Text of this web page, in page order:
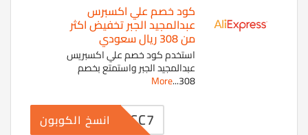
كود خصم علي اكسبرس
عبدالمجيد الجبر تخفيض اكثر
من 308 ريال سعودي
استخدم كود خصم علي اكسبريس
عبدالمجيد الجبر واستمتع بخصم
308
...
More
GCC7 انسخ الكوبون